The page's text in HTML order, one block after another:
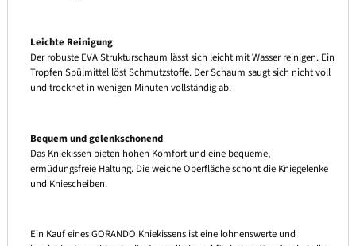
Leichte Reinigung
Der robuste EVA Strukturschaum lässt sich leicht mit Wasser reinigen. Ein
Tropfen Spülmittel löst Schmutzstoffe. Der Schaum saugt sich nicht voll
und trocknet in wenigen Minuten vollständig ab.
Bequem und gelenkschonend
Das Kniekissen bieten hohen Komfort und eine bequeme,
ermüdungsfreie Haltung. Die weiche Oberfläche schont die Kniegelenke
und Kniescheiben.
Ein Kauf eines GORANDO Kniekissens ist eine lohnenswerte und